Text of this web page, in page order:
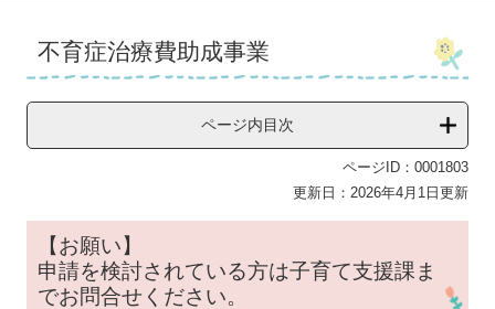
文不育症治療費助成事業
ページ内目次
ページID：0001803
更新日：2026年4月1日更新
【お願い】
申請を検討されている方は子育て支援課ま
でお問合せください。